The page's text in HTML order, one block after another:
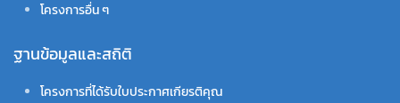
โครงการอื่น ๆ
ฐานข้อมูลและสถิติ
โครงการที่ได้รับใบประกาศเกียรติคุณ